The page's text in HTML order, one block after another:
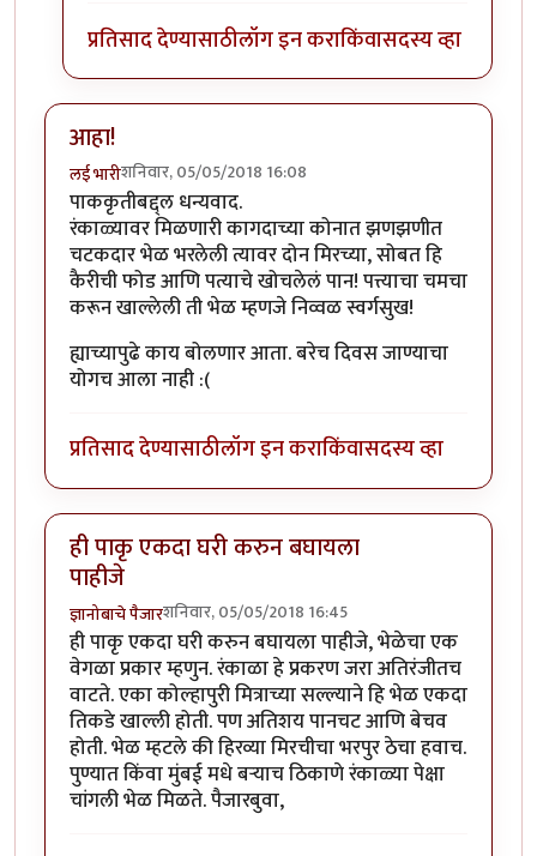
प्रतिसाद देण्यासाठीलॉग इन कराकिंवासदस्य व्हा
आहा!
लई भारीशनिवार, 05/05/2018 16:08
पाककृतीबद्द्ल धन्यवाद.
रंकाळ्यावर मिळणारी कागदाच्या कोनात झणझणीत
चटकदार भेळ भरलेली त्यावर दोन मिरच्या, सोबत हि
कैरीची फोड आणि पत्याचे खोचलेलं पान! पत्त्याचा चमचा
करून खाल्लेली ती भेळ म्हणजे निव्वळ स्वर्गसुख!
ह्याच्यापुढे काय बोलणार आता. बरेच दिवस जाण्याचा
योगच आला नाही :(
प्रतिसाद देण्यासाठीलॉग इन कराकिंवासदस्य व्हा
ही पाकृ एकदा घरी करुन बघायला
पाहीजे
ज्ञानोबाचे पैजारशनिवार, 05/05/2018 16:45
ही पाकृ एकदा घरी करुन बघायला पाहीजे, भेळेचा एक
वेगळा प्रकार म्हणुन. रंकाळा हे प्रकरण जरा अतिरंजीतच
वाटते. एका कोल्हापुरी मित्राच्या सल्ल्याने हि भेळ एकदा
तिकडे खाल्ली होती. पण अतिशय पानचट आणि बेचव
होती. भेळ म्हटले की हिरव्या मिरचीचा भरपुर ठेचा हवाच.
पुण्यात किंवा मुंबई मधे बर्‍याच ठिकाणे रंकाळ्या पेक्षा
चांगली भेळ मिळते. पैजारबुवा,